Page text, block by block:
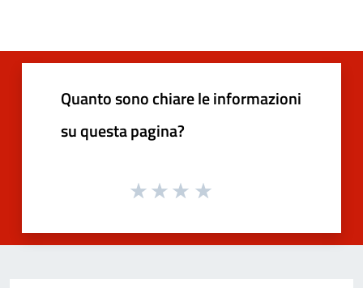
Quanto sono chiare le informazioni
su questa pagina?